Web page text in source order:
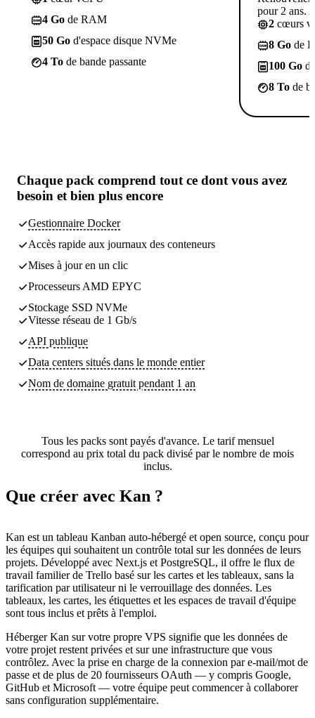
4 Go de RAM
50 Go d'espace disque NVMe
4 To de bande passante
pour 2 ans.
2 cœurs
8 Go de
100 Go
8 To de
Chaque pack comprend tout ce dont vous avez
besoin et bien plus encore
Gestionnaire Docker
Accès rapide aux journaux des conteneurs
Mises à jour en un clic
Processeurs AMD EPYC
Stockage SSD NVMe
Vitesse réseau de 1 Gb/s
API publique
Data centers situés dans le monde entier
Nom de domaine gratuit pendant 1 an
Tous les packs sont payés d'avance. Le tarif mensuel
correspond au prix total du pack divisé par le nombre de mois
inclus.
Que créer avec Kan ?
Kan est un tableau Kanban auto-hébergé et open source, conçu pour
les équipes qui souhaitent un contrôle total sur les données de leurs
projets. Développé avec Next.js et PostgreSQL, il offre le flux de
travail familier de Trello basé sur les cartes et les tableaux, sans la
tarification par utilisateur ni le verrouillage des données. Les
tableaux, les cartes, les étiquettes et les espaces de travail d'équipe
sont tous inclus et prêts à l'emploi.
Héberger Kan sur votre propre VPS signifie que les données de
votre projet restent privées et sur une infrastructure que vous
contrôlez. Avec la prise en charge de la connexion par e-mail/mot de
passe et de plus de 20 fournisseurs OAuth — y compris Google,
GitHub et Microsoft — votre équipe peut commencer à collaborer
sans configuration supplémentaire.